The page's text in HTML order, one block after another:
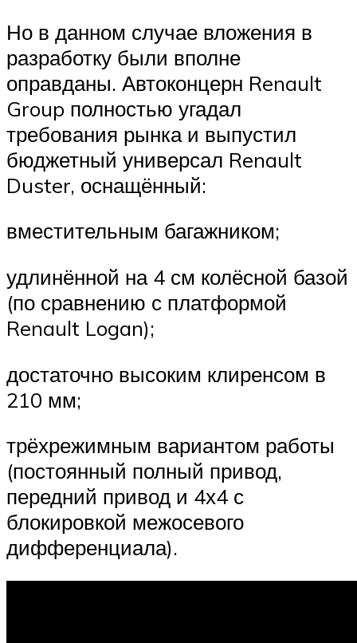
Но в данном случае вложения в
разработку были вполне
оправданы. Автоконцерн Renault
Group полностью угадал
требования рынка и выпустил
бюджетный универсал Renault
Duster, оснащённый:
вместительным багажником;
удлинённой на 4 см колёсной базой
(по сравнению с платформой
Renault Logan);
достаточно высоким клиренсом в
210 мм;
трёхрежимным вариантом работы
(постоянный полный привод,
передний привод и 4х4 с
блокировкой межосевого
дифференциала).